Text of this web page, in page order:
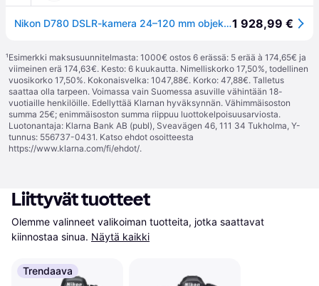
Nikon D780 DSLR-kamera 24–120 mm objektiivilla1 928,99 €
¹Esimerkki maksusuunnitelmasta: 1000€ ostos 6 erässä: 5 erää à 174,65€ ja
viimeinen erä 174,63€. Kesto: 6 kuukautta. Nimelliskorko 17,50%, todellinen
vuosikorko 17,50%. Kokonaisvelka: 1047,88€. Korko: 47,88€. Talletus
saattaa olla tarpeen. Voimassa vain Suomessa asuville vähintään 18-
vuotiaille henkilöille. Edellyttää Klarnan hyväksynnän. Vähimmäisoston
summa 25€; enimmäisoston summa riippuu luottokelpoisuusarviosta.
Luotonantaja: Klarna Bank AB (publ), Sveavägen 46, 111 34 Tukholma, Y-
tunnus: 556737-0431. Katso ehdot osoitteesta
https://www.klarna.com/fi/ehdot/.
Liittyvät tuotteet
Olemme valinneet valikoiman tuotteita, jotka saattavat
kiinnostaa sinua. Näytä kaikki
Trendaava